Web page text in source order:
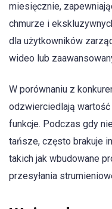
miesięcznie,
chmurze i
dla użytkowników
wideo lub
W porównaniu z
odzwierciedlają
funkcje. Podczas gdy
tańsze, często brakuje
takich jak wbudowane
przesyłania